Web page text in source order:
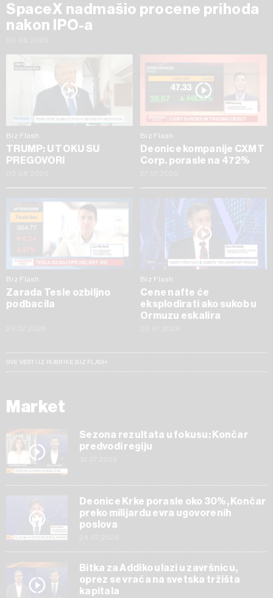
SpaceX nadmašio procene prihoda
nakon IPO-a
Biz Flash
TRUMP: U TOKU SU
PREGOVORI
Biz Flash
Deonice kompanije CXMT
Corp. porasle na 472%
Biz Flash
Zarada Tesle ozbiljno
podbacila
Biz Flash
Cene nafte će
eksplodirati ako sukob u
Ormuzu eskalira
SVE VESTI IZ RUBRIKE BIZ FLASH
Market
Sezona rezultata u fokusu: Končar
predvodi regiju
Deonice Krke porasle oko 30%, Končar
preko milijardu evra ugovorenih
poslova
Bitka za Addiko ulazi u završnicu,
oprez se vraća na svetska tržišta
kapitala